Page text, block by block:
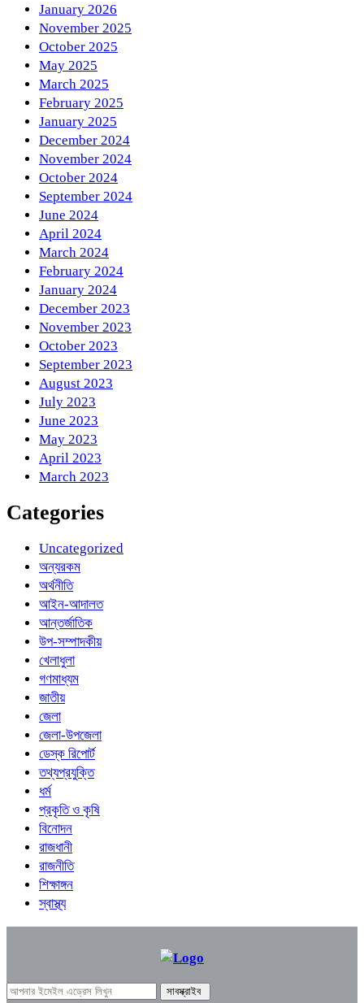
January 2026
November 2025
October 2025
May 2025
March 2025
February 2025
January 2025
December 2024
November 2024
October 2024
September 2024
June 2024
April 2024
March 2024
February 2024
January 2024
December 2023
November 2023
October 2023
September 2023
August 2023
July 2023
June 2023
May 2023
April 2023
March 2023
Categories
Uncategorized
অন্যরকম
অর্থনীতি
আইন-আদালত
আন্তর্জাতিক
উপ-সম্পাদকীয়
খেলাধুলা
গণমাধ্যম
জাতীয়
জেলা
জেলা-উপজেলা
ডেস্ক রিপোর্ট
তথ্যপ্রযুক্তি
ধর্ম
প্রকৃতি ও কৃষি
বিনোদন
রাজধানী
রাজনীতি
শিক্ষাঙ্গন
স্বাস্থ্য